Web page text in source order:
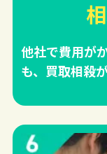
他社で費用が
も、買取相殺